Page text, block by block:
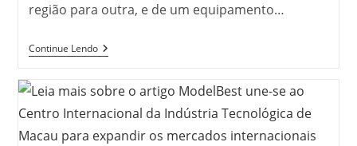
região para outra, e de um equipamento…
Continue LendoPiscina
Aquecida
Inverno:
O
Que
Na